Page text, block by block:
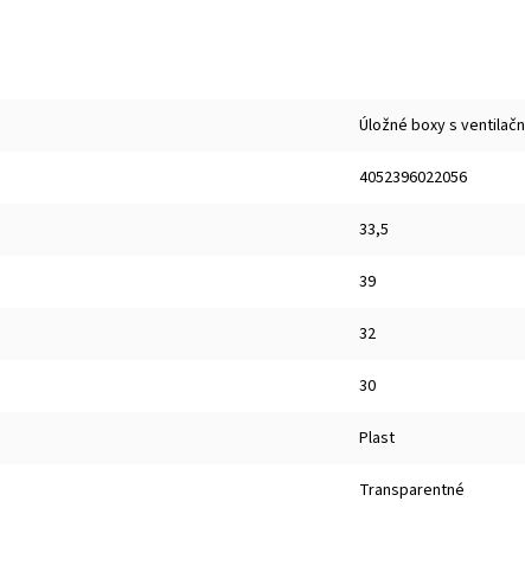
Úložné boxy s
4052396022056
33,5
39
32
30
Plast
Transparentné